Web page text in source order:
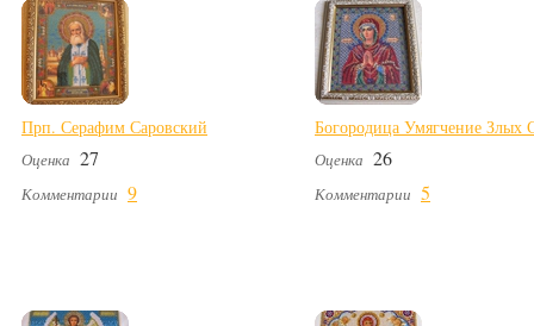
Прп. Серафим Саровский
Оценка 27
Комментарии 9
Богородица Умягчение Злых
Оценка 26
Комментарии 5